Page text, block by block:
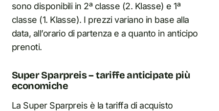
sono disponibili in 2ª classe (2. Klasse) e 1ª
classe (1. Klasse). I prezzi variano in base alla
data, all’orario di partenza e a quanto in anticipo
prenoti.
Super Sparpreis – tariffe anticipate più
economiche
La Super Sparpreis è la tariffa di acquisto